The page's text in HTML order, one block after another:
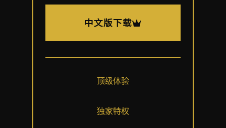
中文版下载
顶级体验
独家特权